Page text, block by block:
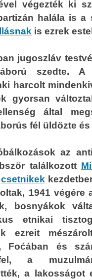
végezték ki
halála is a
is ezrek
jugoszláv
szedte. A
harcolt
gyorsan
által
fél üldözte
az
találkozott
csetnikek
1941 végére
bosnyákok
etnikai
ezreit
Foćában és
a
a lakosságot